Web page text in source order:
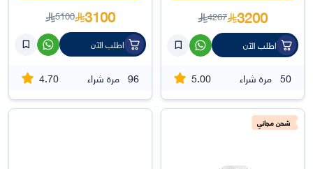
3200
4267
اطلب الآن
50 مرة شراء 5.00
3100
5100
اطلب الآن
96 مرة شراء 4.70
شحن مجاني